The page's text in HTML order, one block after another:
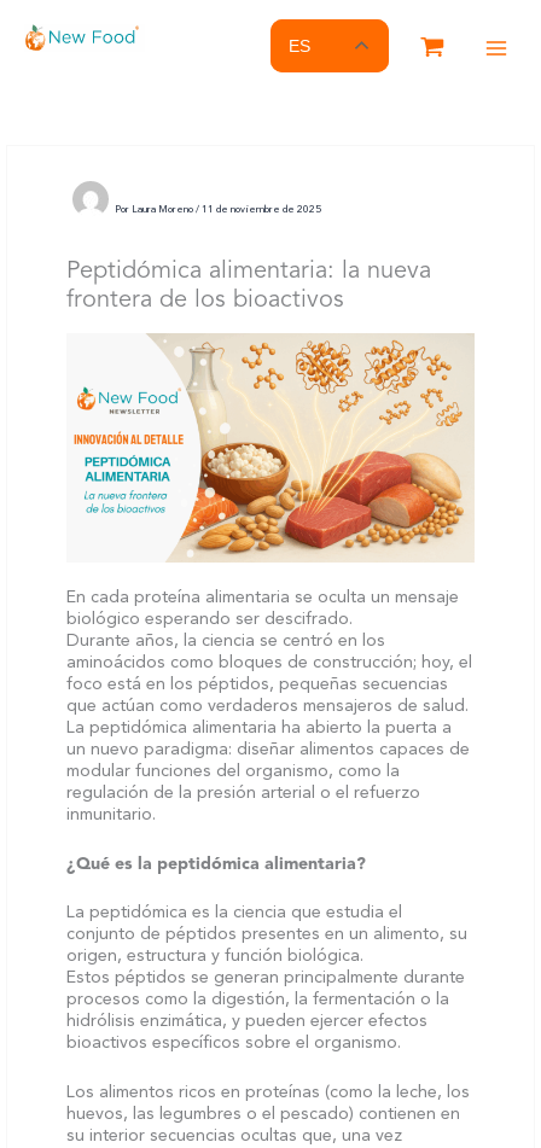
contenido
ES
Por Laura Moreno/11 de noviembre de 2025
Peptidómica alimentaria: la nueva
frontera de los bioactivos
En cada proteína alimentaria se oculta un mensaje
biológico esperando ser descifrado.
Durante años, la ciencia se centró en los
aminoácidos como bloques de construcción; hoy, el
foco está en los péptidos, pequeñas secuencias
que actúan como verdaderos mensajeros de salud.
La peptidómica alimentaria ha abierto la puerta a
un nuevo paradigma: diseñar alimentos capaces de
modular funciones del organismo, como la
regulación de la presión arterial o el refuerzo
inmunitario.
¿Qué es la peptidómica alimentaria?
La peptidómica es la ciencia que estudia el
conjunto de péptidos presentes en un alimento, su
origen, estructura y función biológica.
Estos péptidos se generan principalmente durante
procesos como la digestión, la fermentación o la
hidrólisis enzimática, y pueden ejercer efectos
bioactivos específicos sobre el organismo.
Los alimentos ricos en proteínas (como la leche, los
huevos, las legumbres o el pescado) contienen en
su interior secuencias ocultas que, una vez